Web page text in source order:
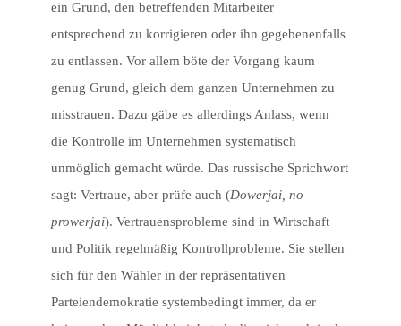
ein Grund, den betreffenden Mitarbeiter
entsprechend zu korrigieren oder ihn gegebenenfalls
zu entlassen. Vor allem böte der Vorgang kaum
genug Grund, gleich dem ganzen Unternehmen zu
misstrauen. Dazu gäbe es allerdings Anlass, wenn
die Kontrolle im Unternehmen systematisch
unmöglich gemacht würde. Das russische Sprichwort
sagt: Vertraue, aber prüfe auch (Dowerjai, no
prowerjai). Vertrauensprobleme sind in Wirtschaft
und Politik regelmäßig Kontrollprobleme. Sie stellen
sich für den Wähler in der repräsentativen
Parteiendemokratie systembedingt immer, da er